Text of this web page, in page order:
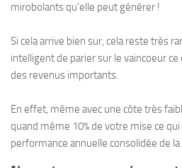
mirobolants qu’elle peut générer !
Si cela arrive bien sur, cela reste très
intelligent de parier sur le vaincoeur
des revenus importants.
En effet, même avec une côte très
quand même 10% de votre mise ce
performance annuelle consolidée de